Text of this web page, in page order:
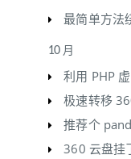
最简单方法
10 月
利用 PHP
极速转移
推荐个
360 云盘挂